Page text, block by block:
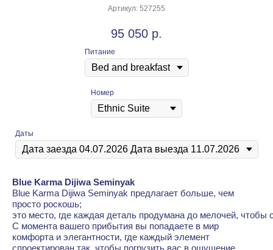
Артикул: 527255
95 050 р.
Питание
Номер
Даты
Blue Karma Dijiwa Seminyak
Blue Karma Dijiwa Seminyak предлагает больше, чем
просто роскошь;
это место, где каждая деталь продумана до мелочей, чтобы
С момента вашего прибытия вы попадаете в мир
комфорта и элегантности, где каждый элемент